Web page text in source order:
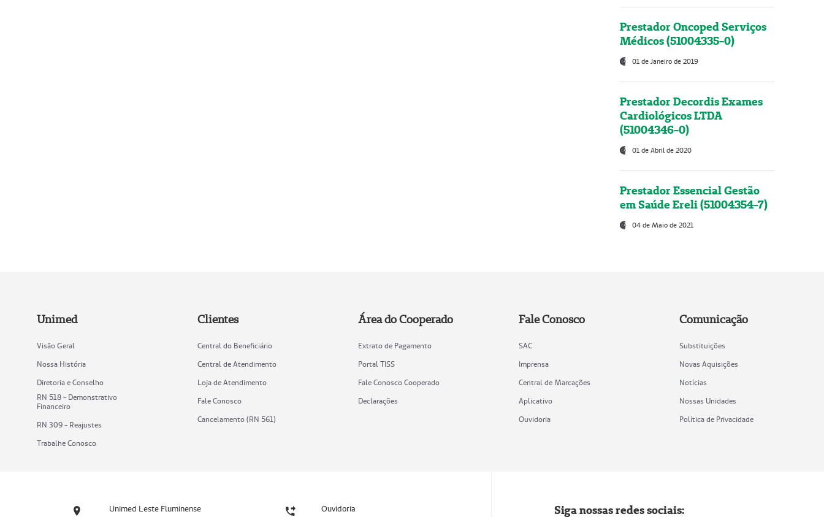
Prestador Oncoped Serviços
Médicos (51004335-0)
01 de Janeiro de 2019
Prestador Decordis Exames
Cardiológicos LTDA
(51004346-0)
01 de Abril de 2020
Prestador Essencial Gestão
em Saúde Ereli (51004354-7)
04 de Maio de 2021
Unimed
Visão Geral
Nossa História
Diretoria e Conselho
RN 518 - Demonstrativo
Financeiro
RN 309 - Reajustes
Trabalhe Conosco
Clientes
Central do Beneficiário
Central de Atendimento
Loja de Atendimento
Fale Conosco
Cancelamento (RN 561)
Área do Cooperado
Extrato de Pagamento
Portal TISS
Fale Conosco Cooperado
Declarações
Fale Conosco
SAC
Imprensa
Central de Marcações
Aplicativo
Ouvidoria
Comunicação
Substituições
Novas Aquisições
Notícias
Nossas Unidades
Política de Privacidade
Unimed Leste Fluminense Ouvidoria Siga nossas redes sociais: